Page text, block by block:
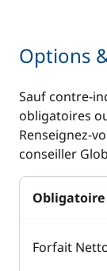
Options
Sauf contre-
obligatoires
Renseignez-
conseiller
Obligatoire
Forfait